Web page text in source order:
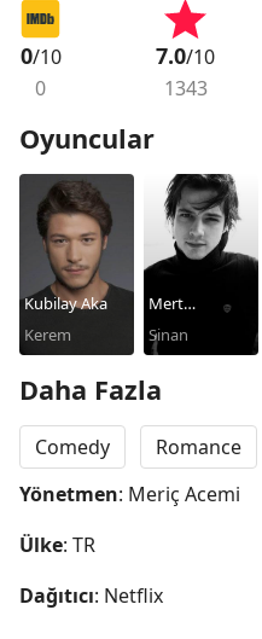
0/10
0
7.0/10
1343
Oyuncular
Kubilay Aka
Kerem
Mert
Yazicioglu
Sinan
Daha Fazla
Comedy Romance
Yönetmen: Meriç Acemi
Ülke: TR
Dağıtıcı: Netflix